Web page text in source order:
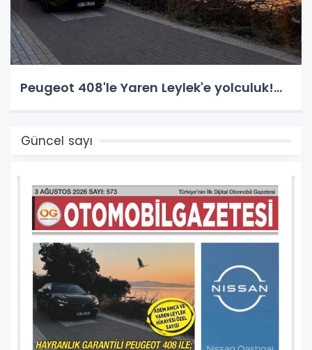
Peugeot 408'le Yaren Leylek'e yolculuk!...
Güncel sayı